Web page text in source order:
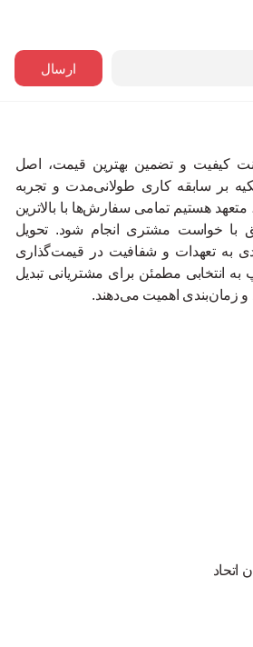
ارسال
کیفیت و تضمین بهترین قیمت، اصل
بر سابقه کاری طولانی‌مدت و تجربه
هستیم تمامی سفارش‌ها با بالاترین
با خواست مشتری انجام شود. تحویل
به تعهدات و شفافیت در قیمت‌گذاری
به انتخابی مطمئن برای مشتریانی تبدیل
و زمان‌بندی اهمیت می‌دهند.
اتحاد